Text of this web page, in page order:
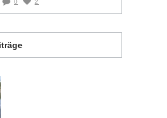
0 2